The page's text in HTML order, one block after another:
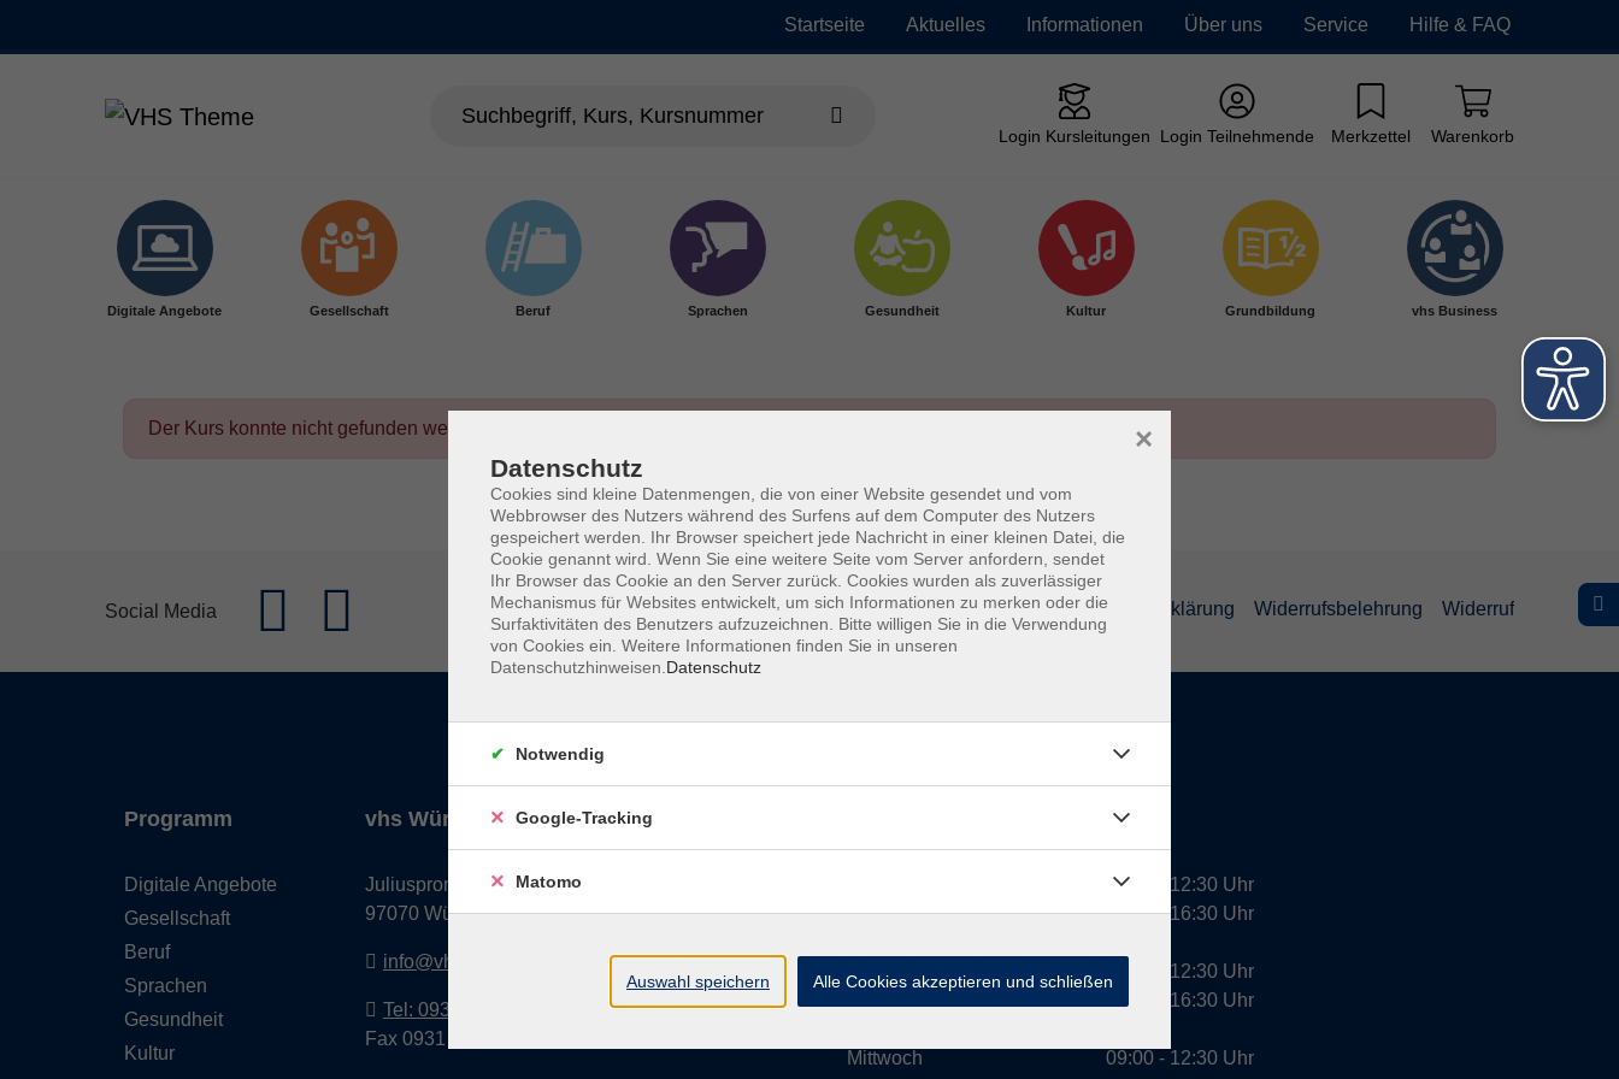
Startseite Aktuelles Informationen Über uns Service Hilfe & FAQ
Login Kursleitungen Login Teilnehmende Merkzettel Warenkorb
Digitale Angebote Gesellschaft Beruf Sprachen Gesundheit Kultur Grundbildung vhs Business
Der Kurs konnte nicht gefunden werden.
Social Media Impressum AGBs Datenschutzerklärung Barrierefreiheitserklärung Widerrufsbelehrung Widerruf
Programm
Digitale Angebote
Gesellschaft
Beruf
Sprachen
Gesundheit
Kultur
vhs Würzburg & Umgebung e. V.
Juliuspromenade 68
97070 Würzburg
info@vhs-wuerzburg.de
Tel: 0931 35593 0
Fax 0931 35593-20
Dienstag
Mittwoch
09:00 - 12:30 Uhr
13:00 - 16:30 Uhr
10:00 - 12:30 Uhr
13:00 - 16:30 Uhr
09:00 - 12:30 Uhr
Datenschutz
Cookies sind kleine Datenmengen, die von einer Website gesendet und vom
Webbrowser des Nutzers während des Surfens auf dem Computer des Nutzers
gespeichert werden. Ihr Browser speichert jede Nachricht in einer kleinen Datei, die
Cookie genannt wird. Wenn Sie eine weitere Seite vom Server anfordern, sendet
Ihr Browser das Cookie an den Server zurück. Cookies wurden als zuverlässiger
Mechanismus für Websites entwickelt, um sich Informationen zu merken oder die
Surfaktivitäten des Benutzers aufzuzeichnen. Bitte willigen Sie in die Verwendung
von Cookies ein. Weitere Informationen finden Sie in unseren
Datenschutzhinweisen. Datenschutz
×
Notwendig
Google-Tracking
Matomo
Auswahl speichern Alle Cookies akzeptieren und schließen